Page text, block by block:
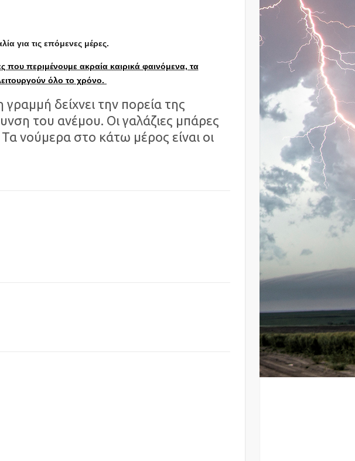
για τις επόμενες μέρες.
που περιμένουμε ακραία καιρικά φαινόμενα, τα
όλο το χρόνο.
δείχνει την πορεία της
του ανέμου. Οι γαλάζιες μπάρες
νούμερα στο κάτω μέρος είναι οι